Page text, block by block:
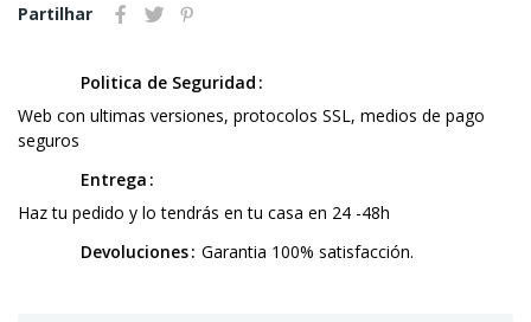
Partilhar
Politica de Seguridad
Web con ultimas versiones, protocolos SSL, medios de pago
seguros
Entrega
Haz tu pedido y lo tendrás en tu casa en 24 -48h
Devoluciones Garantia 100% satisfacción.